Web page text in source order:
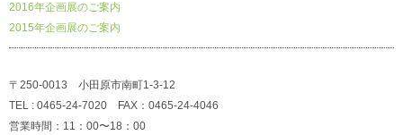
2016年企画展のご案内
2015年企画展のご案内
〒250-0013 小田原市南町1-3-12
TEL : 0465-24-7020 FAX：0465-24-4046
営業時間：11：00〜18：00